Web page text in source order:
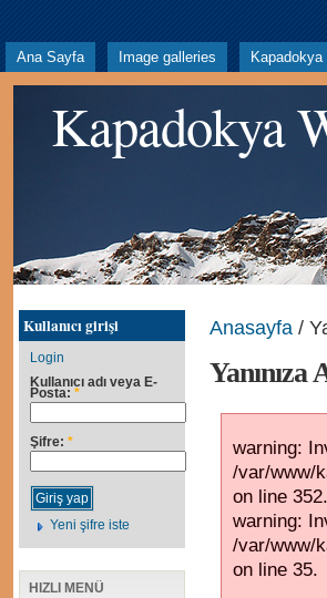
Ana Sayfa Image galleries Kapadokya
Kapadokya
Kullanıcı girişi
Login
Kullanıcı adı veya E-
Posta: *
Şifre: *
Yeni şifre iste
HIZLI MENÜ
Anasayfa /
Yanınıza
warning:
/var/www/
on line 352.
warning:
/var/www/
on line 35.